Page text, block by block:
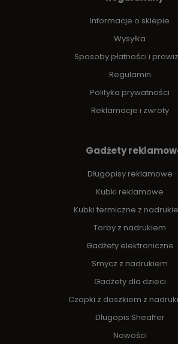
Informacje o sklepie
Wysyłka
Sposoby płatności i
Regulamin
Polityka prywatności
Reklamacje i zwroty
Gadżety
Długopisy reklamowe
Kubki reklamowe
Kubki termiczne z
Torby z nadrukiem
Gadżety elektroniczne
Smycz z nadrukiem
Gadżety dla dzieci
Czapki z daszkiem z
Długopis Sheaffer
Nowości